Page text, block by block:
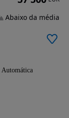
Automática
Abaixo da média